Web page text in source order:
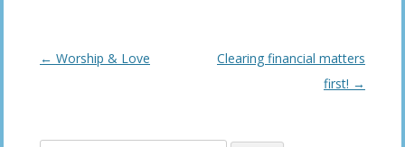
Post
← Worship & Love
Clearing financial matters
first! →